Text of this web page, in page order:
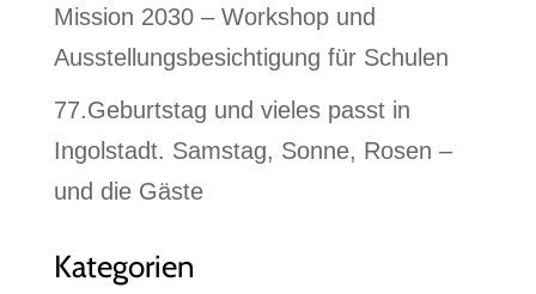
Mission 2030 – Workshop und
Ausstellungsbesichtigung für Schulen
77.Geburtstag und vieles passt in
Ingolstadt. Samstag, Sonne, Rosen –
und die Gäste
Kategorien